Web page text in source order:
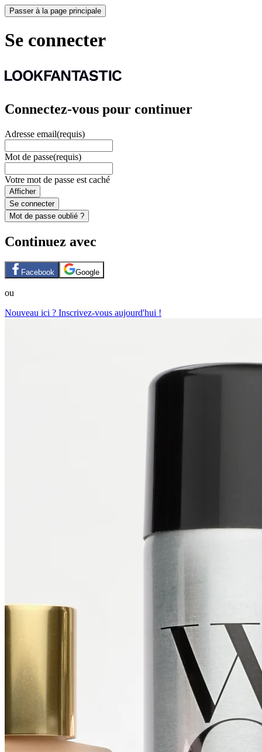
Passer à la page principale
Se connecter
Connectez-vous pour continuer
Adresse email(requis)
Mot de passe(requis)
Votre mot de passe est caché
Afficher
Se connecter
Mot de passe oublié ?
Continuez avec
Facebook Google
ou
Nouveau ici ? Inscrivez-vous aujourd'hui !